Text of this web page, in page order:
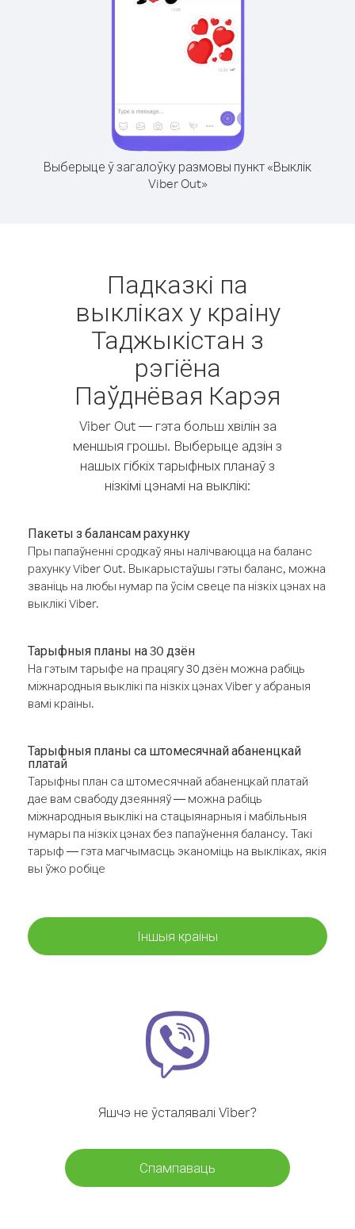
Выберыце ў загалоўку размовы пункт «Выклік
Viber Out»
Падказкі па
выкліках у краіну
Таджыкістан з
рэгіёна
Паўднёвая Карэя
Viber Out — гэта больш хвілін за
меншыя грошы. Выберыце адзін з
нашых гібкіх тарыфных планаў з
нізкімі цэнамі на выклікі:
Пакеты з балансам рахунку
Пры папаўненні сродкаў яны налічваюцца на баланс
рахунку Viber Out. Выкарыстаўшы гэты баланс, можна
званіць на любы нумар па ўсім свеце па нізкіх цэнах на
выклікі Viber.
Тарыфныя планы на 30 дзён
На гэтым тарыфе на працягу 30 дзён можна рабіць
міжнародныя выклікі па нізкіх цэнах Viber у абраныя
вамі краіны.
Тарыфныя планы са штомесячнай абаненцкай
платай
Тарыфны план са штомесячнай абаненцкай платай
дае вам свабоду дзеянняў — можна рабіць
міжнародныя выклікі на стацыянарныя і мабільныя
нумары па нізкіх цэнах без папаўнення балансу. Такі
тарыф — гэта магчымасць эканоміць на выкліках, якія
вы ўжо робіце
Іншыя краіны
Яшчэ не ўсталявалі Viber?
Спампаваць